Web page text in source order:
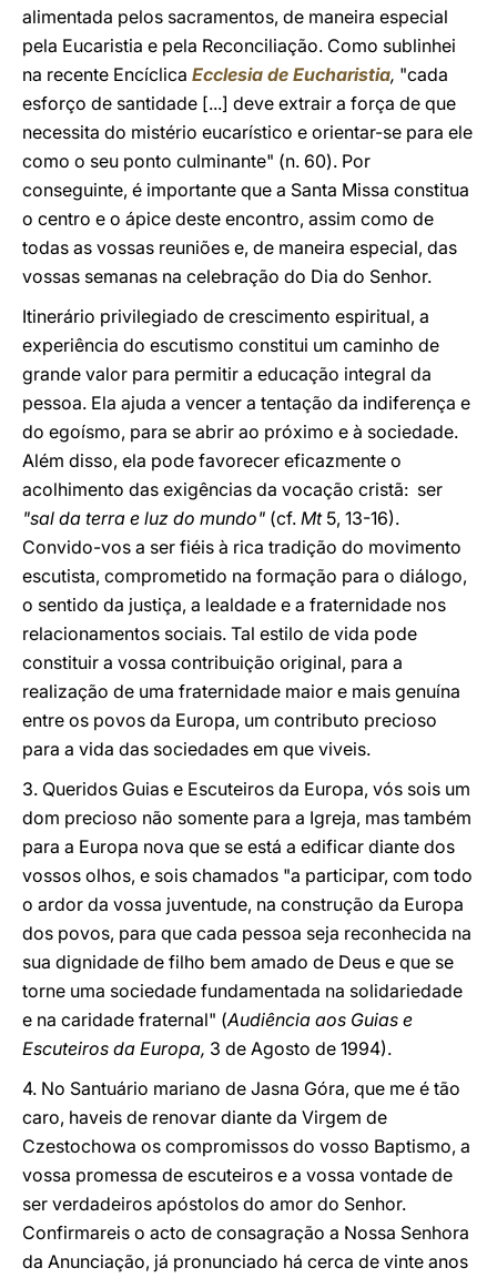
alimentada pelos sacramentos, de maneira especial
pela Eucaristia e pela Reconciliação. Como sublinhei
na recente Encíclica Ecclesia de Eucharistia, "cada
esforço de santidade [...] deve extrair a força de que
necessita do mistério eucarístico e orientar-se para ele
como o seu ponto culminante" (n. 60). Por
conseguinte, é importante que a Santa Missa constitua
o centro e o ápice deste encontro, assim como de
todas as vossas reuniões e, de maneira especial, das
vossas semanas na celebração do Dia do Senhor.
Itinerário privilegiado de crescimento espiritual, a
experiência do escutismo constitui um caminho de
grande valor para permitir a educação integral da
pessoa. Ela ajuda a vencer a tentação da indiferença e
do egoísmo, para se abrir ao próximo e à sociedade.
Além disso, ela pode favorecer eficazmente o
acolhimento das exigências da vocação cristã: ser
"sal da terra e luz do mundo" (cf. Mt5, 13-16).
Convido-vos a ser fiéis à rica tradição do movimento
escutista, comprometido na formação para o diálogo,
o sentido da justiça, a lealdade e a fraternidade nos
relacionamentos sociais. Tal estilo de vida pode
constituir a vossa contribuição original, para a
realização de uma fraternidade maior e mais genuína
entre os povos da Europa, um contributo precioso
para a vida das sociedades em que viveis.
3. Queridos Guias e Escuteiros da Europa, vós sois um
dom precioso não somente para a Igreja, mas também
para a Europa nova que se está a edificar diante dos
vossos olhos, e sois chamados "a participar, com todo
o ardor da vossa juventude, na construção da Europa
dos povos, para que cada pessoa seja reconhecida na
sua dignidade de filho bem amado de Deus e que se
torne uma sociedade fundamentada na solidariedade
e na caridade fraternal" (Audiência aos Guias e
Escuteiros da Europa, 3 de Agosto de 1994).
4. No Santuário mariano de Jasna Góra, que me é tão
caro, haveis de renovar diante da Virgem de
Czestochowa os compromissos do vosso Baptismo, a
vossa promessa de escuteiros e a vossa vontade de
ser verdadeiros apóstolos do amor do Senhor.
Confirmareis o acto de consagração a Nossa Senhora
da Anunciação, já pronunciado há cerca de vinte anos